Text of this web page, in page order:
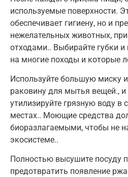
используемые поверхности.
обеспечивает гигиену, но и
нежелательных животных,
отходами.. Выбирайте губки
на многие походы и которые
Используйте большую миску
раковину для мытья вещей., и
утилизируйте грязную воду в
местах.. Моющие средства
биоразлагаемыми, чтобы не
экосистеме..
Полностью высушите посуду
предотвратить появление